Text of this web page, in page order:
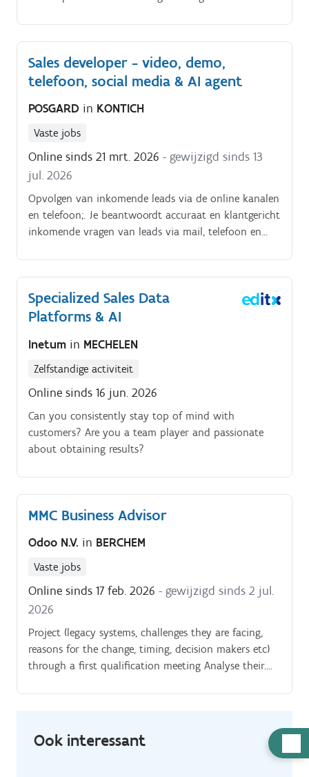
Sales developer - video, demo,
telefoon, social media & AI agent
POSGARD in KONTICH
Vaste jobs
Online sinds 21 mrt. 2026 - gewijzigd sinds 13
jul. 2026
Opvolgen van inkomende leads via de online kanalen
en telefoon;. Je beantwoordt accuraat en klantgericht
inkomende vragen van leads via mail, telefoon en
Specialized Sales Data
Platforms & AI
Inetum in MECHELEN
Zelfstandige activiteit
Online sinds 16 jun. 2026
Can you consistently stay top of mind with
customers? Are you a team player and passionate
about obtaining results?
MMC Business Advisor
Odoo N.V. in BERCHEM
Vaste jobs
Online sinds 17 feb. 2026 - gewijzigd sinds 2 jul.
2026
Project (legacy systems, challenges they are facing,
reasons for the change, timing, decision makers etc)
through a first qualification meeting Analyse their.
Ook interessant